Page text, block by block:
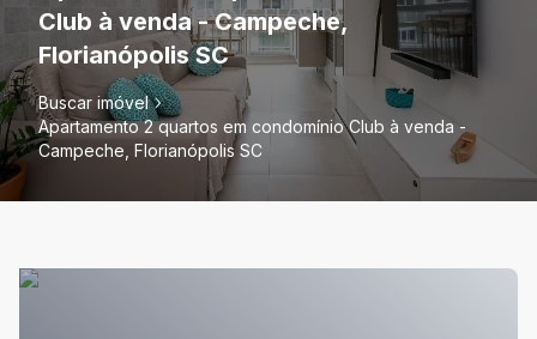
Club à venda - Campeche,
Florianópolis SC
Buscar imóvel
Apartamento 2 quartos em condomínio Club à venda -
Campeche, Florianópolis SC